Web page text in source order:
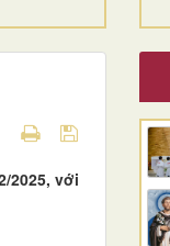
2025, với